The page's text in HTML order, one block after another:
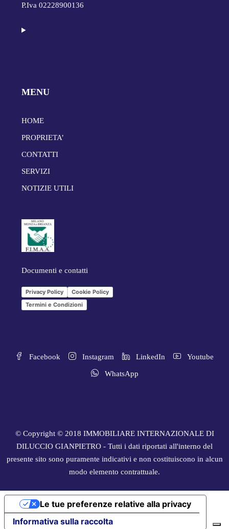
P.Iva 02228900136
MENU
HOME
PROPRIETA’
CONTATTI
SERVIZI
NOTIZIE UTILI
Documenti e contatti
Privacy Policy
Cookie Policy
Termini e Condizioni
Facebook Instagram LinkedIn Youtube
WhatsApp
© Copyright © 2018 IMMOBILIARE INTERNAZIONALE DI
DILUCCIO GIANPIETRO - Tutti i dati riportati all'interno del
presente sito sono puramente indicativi e non costituiscono in alcun
modo elemento contrattuale.
Informativa sulla raccolta
Le tue preferenze relative alla privacy